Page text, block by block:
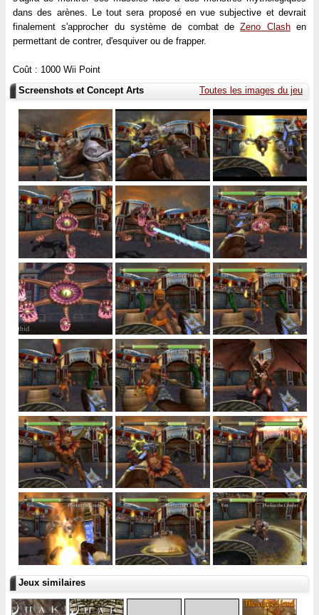
dans des arènes. Le tout sera proposé en vue subjective et devrait
finalement s'approcher du système de combat deZeno Clashen
permettant de contrer, d'esquiver ou de frapper.
Coût : 1000 Wii Point
Toutes les images du jeu
Screenshots et Concept Arts
Jeux similaires